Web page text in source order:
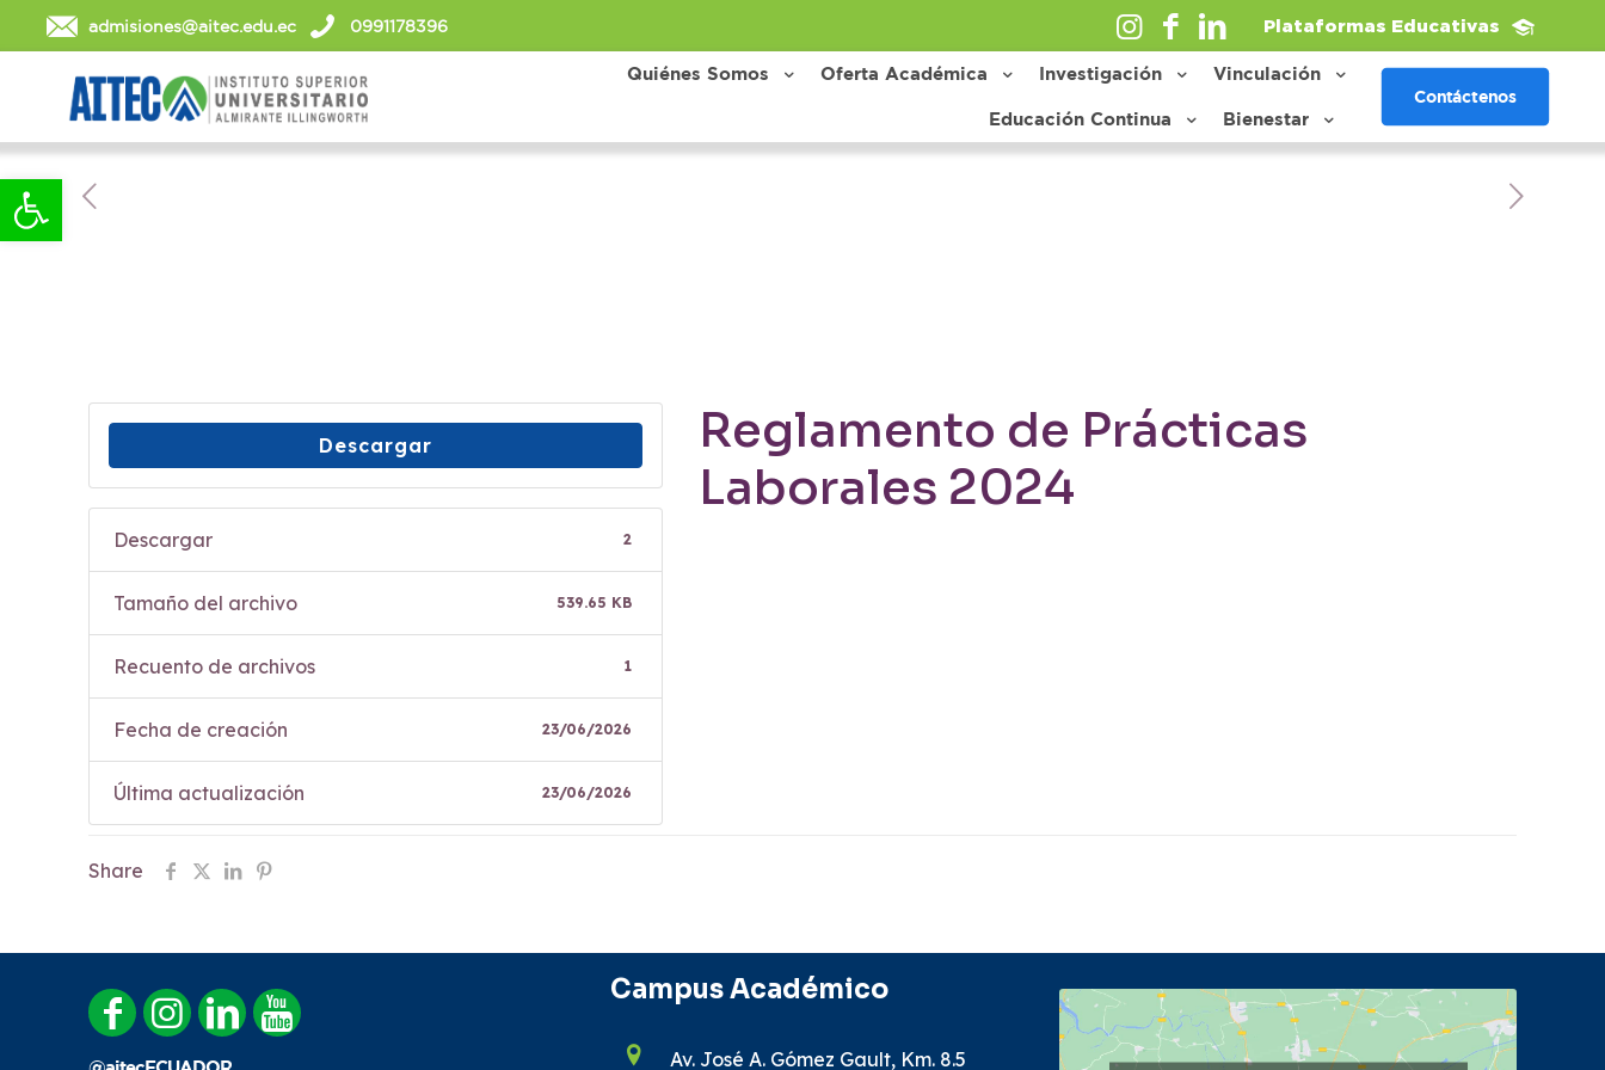
Abrir barra de herramientas
admisiones@aitec.edu.ec 0991178396 Plataformas Educativas
Quiénes Somos Oferta Académica Investigación Vinculación
Educación Continua Bienestar
Contáctenos
Descargar
Descargar 2
Tamaño del archivo 539.65 KB
Recuento de archivos 1
Fecha de creación 23/06/2026
Última actualización 23/06/2026
Reglamento de Prácticas
Laborales 2024
Share
Campus Académico
Av. José A. Gómez Gault, Km. 8.5